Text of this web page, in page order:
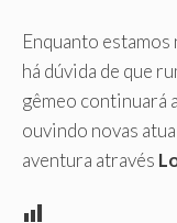
Enquanto
há dúvida de que
gêmeo continuará
ouvindo novas
aventura através